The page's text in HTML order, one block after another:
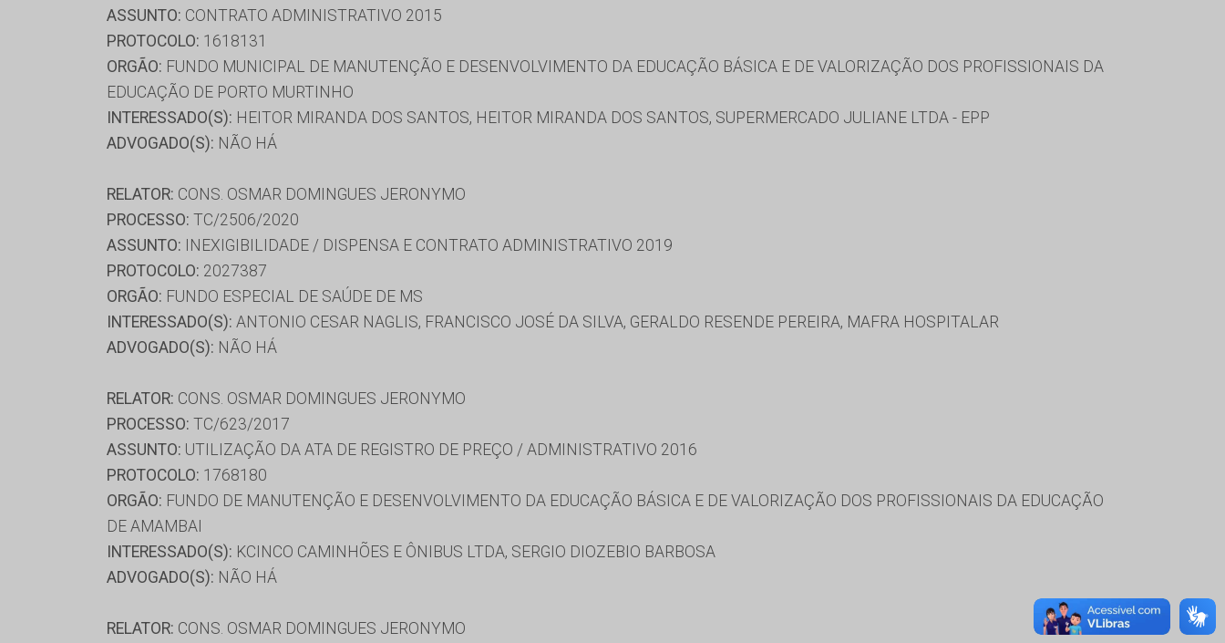
ASSUNTO: CONTRATO ADMINISTRATIVO 2015
PROTOCOLO: 1618131
ORGÃO: FUNDO MUNICIPAL DE MANUTENÇÃO E DESENVOLVIMENTO DA EDUCAÇÃO BÁSICA E DE VALORIZAÇÃO DOS PROFISSIONAIS DA
EDUCAÇÃO DE PORTO MURTINHO
INTERESSADO(S): HEITOR MIRANDA DOS SANTOS, HEITOR MIRANDA DOS SANTOS, SUPERMERCADO JULIANE LTDA - EPP
ADVOGADO(S): NÃO HÁ
RELATOR: CONS. OSMAR DOMINGUES JERONYMO
PROCESSO: TC/2506/2020
ASSUNTO: INEXIGIBILIDADE / DISPENSA E CONTRATO ADMINISTRATIVO 2019
PROTOCOLO: 2027387
ORGÃO: FUNDO ESPECIAL DE SAÚDE DE MS
INTERESSADO(S): ANTONIO CESAR NAGLIS, FRANCISCO JOSÉ DA SILVA, GERALDO RESENDE PEREIRA, MAFRA HOSPITALAR
ADVOGADO(S): NÃO HÁ
RELATOR: CONS. OSMAR DOMINGUES JERONYMO
PROCESSO: TC/623/2017
ASSUNTO: UTILIZAÇÃO DA ATA DE REGISTRO DE PREÇO / ADMINISTRATIVO 2016
PROTOCOLO: 1768180
ORGÃO: FUNDO DE MANUTENÇÃO E DESENVOLVIMENTO DA EDUCAÇÃO BÁSICA E DE VALORIZAÇÃO DOS PROFISSIONAIS DA EDUCAÇÃO
DE AMAMBAI
INTERESSADO(S): KCINCO CAMINHÕES E ÔNIBUS LTDA, SERGIO DIOZEBIO BARBOSA
ADVOGADO(S): NÃO HÁ
RELATOR: CONS. OSMAR DOMINGUES JERONYMO